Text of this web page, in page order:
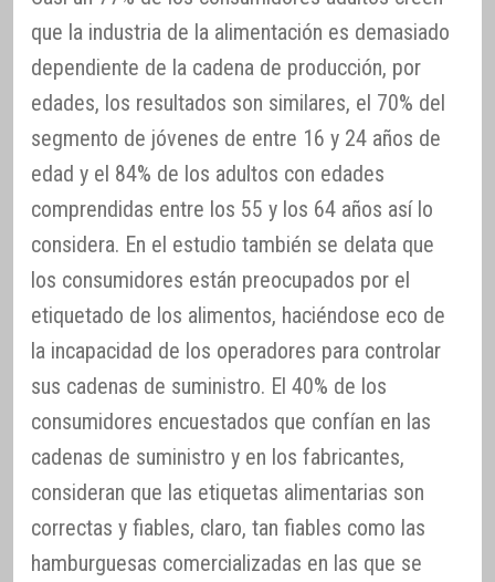
que la industria de la alimentación es demasiado
dependiente de la cadena de producción, por
edades, los resultados son similares, el 70% del
segmento de jóvenes de entre 16 y 24 años de
edad y el 84% de los adultos con edades
comprendidas entre los 55 y los 64 años así lo
considera. En el estudio también se delata que
los consumidores están preocupados por el
etiquetado de los alimentos, haciéndose eco de
la incapacidad de los operadores para controlar
sus cadenas de suministro. El 40% de los
consumidores encuestados que confían en las
cadenas de suministro y en los fabricantes,
consideran que las etiquetas alimentarias son
correctas y fiables, claro, tan fiables como las
hamburguesas comercializadas en las que se